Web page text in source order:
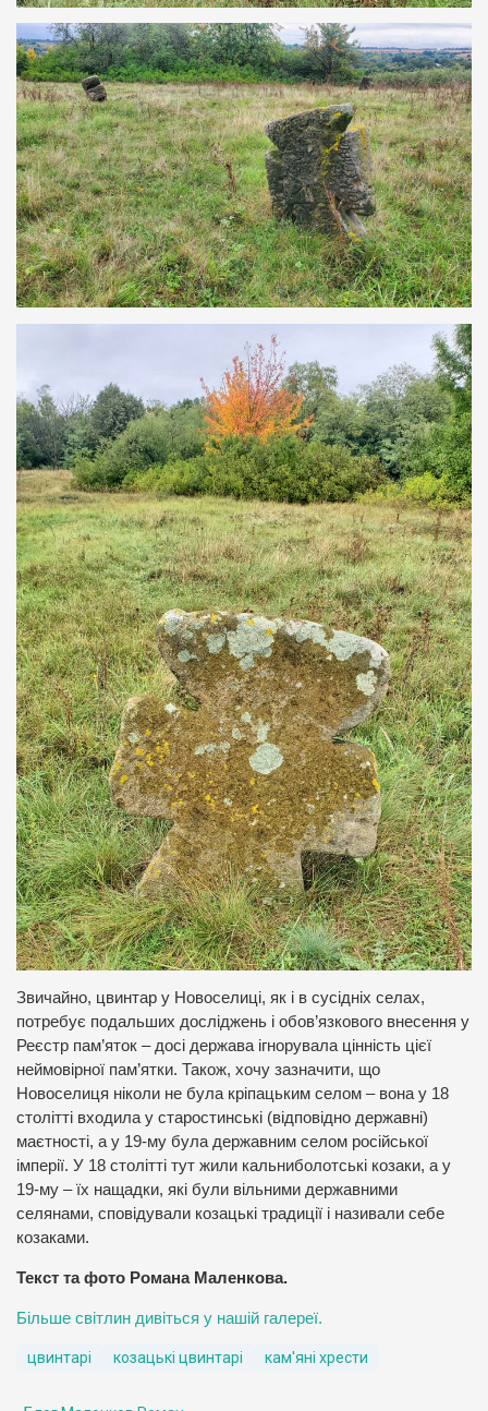
Звичайно, цвинтар у Новоселиці, як і в сусідніх селах,
потребує подальших досліджень і обов’язкового внесення у
Реєстр пам’яток – досі держава ігнорувала цінність цієї
неймовірної пам’ятки. Також, хочу зазначити, що
Новоселиця ніколи не була кріпацьким селом – вона у 18
столітті входила у старостинські (відповідно державні)
маєтності, а у 19-му була державним селом російської
імперії. У 18 столітті тут жили кальниболотські козаки, а у
19-му – їх нащадки, які були вільними державними
селянами, сповідували козацькі традиції і називали себе
козаками.
Текст та фото Романа Маленкова.
Більше світлин дивіться у нашій галереї.
цвинтарі козацькі цвинтарі кам'яні хрести